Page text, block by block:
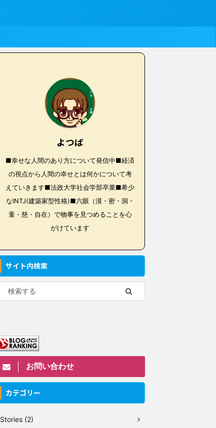
よつば
■幸せな人間のあり方について発信中■経済
の視点から人間の幸せとは何かについて考
えていきます■法政大学社会学部卒業■希少
なINTJ(建築家型性格)■六眼（漠・密・洞・
童・慈・自在）で物事を見つめることを心
がけています
サイト内検索
お問い合わせ
カテゴリー
Stories (2)